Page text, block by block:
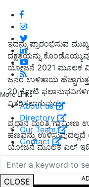
More Links
About us
Directory
Our Team
Contact
CLOSE
ಇದನ್ನು ಪ್ರಾರಂಭಿಸುವ
ದಕ್ಷತೆಯನ್ನು
ಯೋಜನೆ 2021 ಮೂಲಕ
ಜನರ ಉಳಿತಾಯ
20 ಕೋಟಿ
ವಿತರಿಸಲಾಗುವುದು.
ಪ್ರಧಾನ ಮಂತ್ರಿ
ಹಣವನ್ನು
ಯೋಜನೆ ಮೂಲಕ ಎಲ್ ಇಡಿ